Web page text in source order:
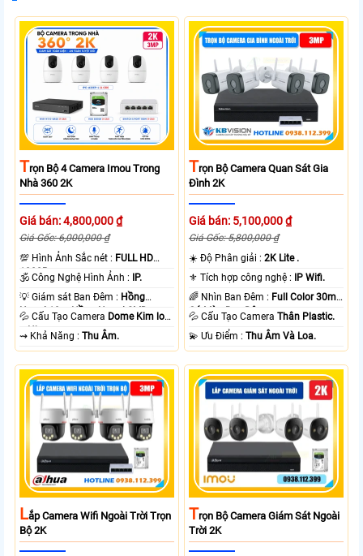
TRọn Bộ 4 Camera Imou Trong
Nhà 360 2K
Giá bán: 4,800,000 ₫
Giá Gốc: 6,000,000 ₫
💯 Hình Ảnh Sắc nét : FULL HD
1080P .
🕉️ Công Nghệ Hình Ảnh : IP.
💡 Giám sát Ban Đêm : Hồng
Ngoại 10m Hồng Ngoại SMD.
💦 Cấu Tạo Camera Dome Kim loại
+ Nhựa.
️⇝ Khả Năng :Thu Âm.
TRọn Bộ Camera Quan Sát Gia
Đình 2K
Giá bán: 5,100,000 ₫
Giá Gốc: 5,800,000 ₫
☀️ Độ Phân giải :2K Lite .
⚜️ Tích hợp công nghệ : IP Wifi.
🌈 Nhìn Ban Đêm : Full Color 30m
Có Màu Ban Ðêm.
💦 Cấu Tạo CameraThân Plastic.
️💫 Ưu Điểm :Thu Âm Và Loa.
LẮp Camera Wifi Ngoài Trời Trọn
Bộ 2K
TRọn Bộ Camera Giám Sát Ngoài
Trời 2K